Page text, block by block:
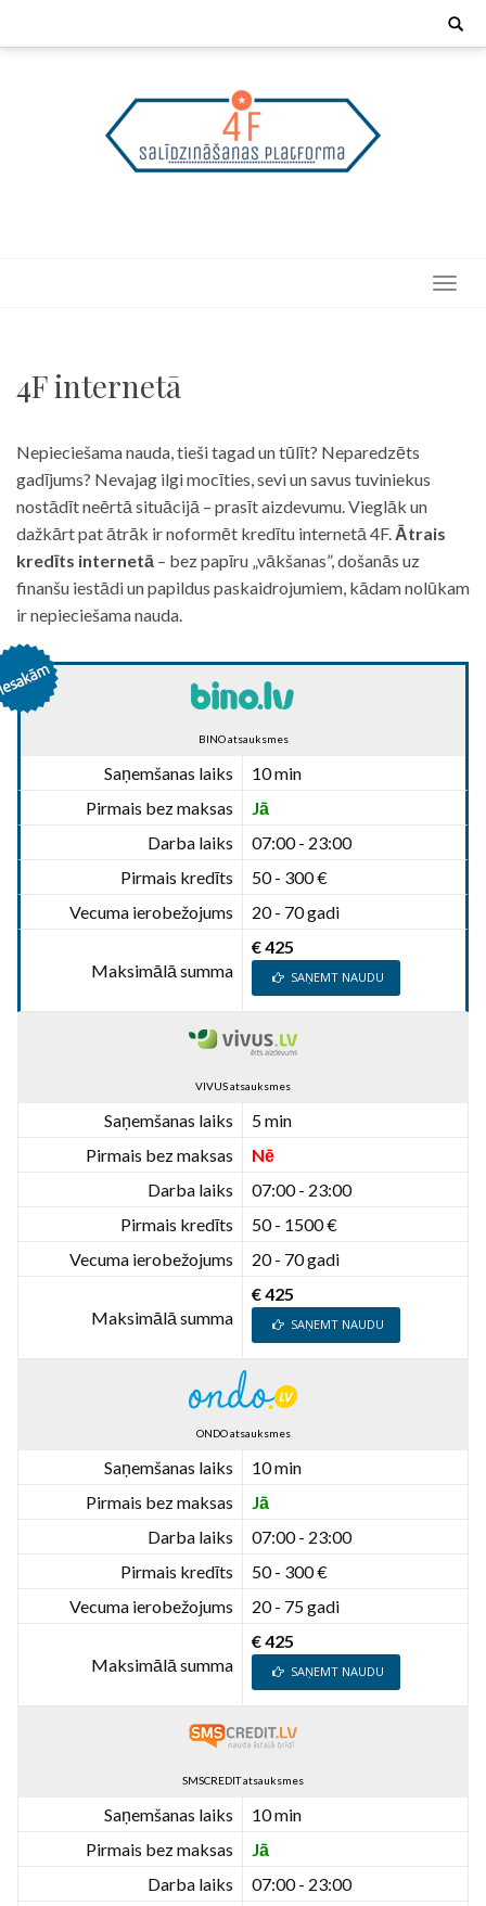
Search
4F internetā
Nepieciešama nauda, tieši tagad un tūlīt? Neparedzēts
gadījums? Nevajag ilgi mocīties, sevi un savus tuviniekus
nostādīt neērtā situācijā – prasīt aizdevumu. Vieglāk un
dažkārt pat ātrāk ir noformēt kredītu internetā 4F. Ātrais
kredīts internetā – bez papīru „vākšanas”, došanās uz
finanšu iestādi un papildus paskaidrojumiem, kādam nolūkam
ir nepieciešama nauda.
BINO atsauksmes
Saņemšanas laiks
10 min
Pirmais bez maksas
Jā
Darba laiks
07:00 - 23:00
Pirmais kredīts
50 - 300 €
Vecuma ierobežojums
20 - 70 gadi
Maksimālā summa
€ 425
SAŅEMT NAUDU
VIVUS atsauksmes
Saņemšanas laiks
5 min
Pirmais bez maksas
Nē
Darba laiks
07:00 - 23:00
Pirmais kredīts
50 - 1500 €
Vecuma ierobežojums
20 - 70 gadi
Maksimālā summa
€ 425
SAŅEMT NAUDU
ONDO atsauksmes
Saņemšanas laiks
10 min
Pirmais bez maksas
Jā
Darba laiks
07:00 - 23:00
Pirmais kredīts
50 - 300 €
Vecuma ierobežojums
20 - 75 gadi
Maksimālā summa
€ 425
SAŅEMT NAUDU
SMSCREDIT atsauksmes
Saņemšanas laiks
10 min
Pirmais bez maksas
Jā
Darba laiks
07:00 - 23:00